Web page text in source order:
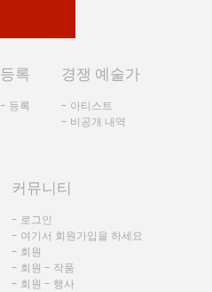
등록
- 등록
경쟁 예술가
- 아티스트
- 비공개 내역
커뮤니티
- 로그인
- 여기서 회원가입을 하세요
- 회원
- 회원 - 작품
- 회원 - 행사